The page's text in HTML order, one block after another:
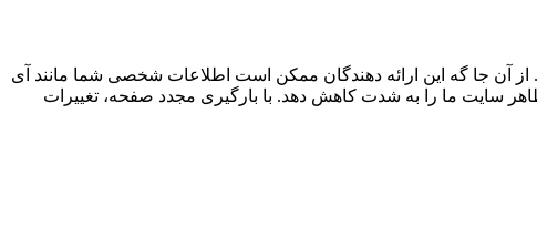
آن جا گه این ارائه دهندگان ممکن است اطلاعات شخصی شما مانند آی
سایت ما را به شدت کاهش دهد. با بارگیری مجدد صفحه، تغییرات